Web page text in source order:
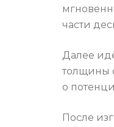
части
Далее
толщины
о
После